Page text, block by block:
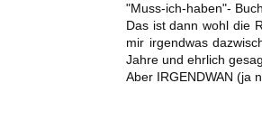
"Muss-ich-haben"-
Das ist dann wohl die
mir irgendwas
Jahre und ehrlich
Aber IRGENDWAN (ja